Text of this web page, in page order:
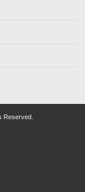
Reserved.